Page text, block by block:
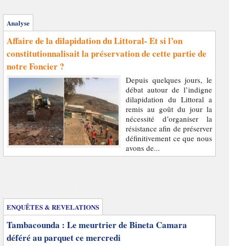
Analyse
Affaire de la dilapidation du Littoral- Et si l’on
constitutionnalisait la préservation de cette partie de
notre Foncier ?
Depuis quelques jours, le
débat autour de l’indigne
dilapidation du Littoral a
remis au goût du jour la
nécessité d’organiser la
résistance afin de préserver
définitivement ce que nous
avons de...
ENQUÊTES & REVELATIONS
Tambacounda : Le meurtrier de Bineta Camara
déféré au parquet ce mercredi